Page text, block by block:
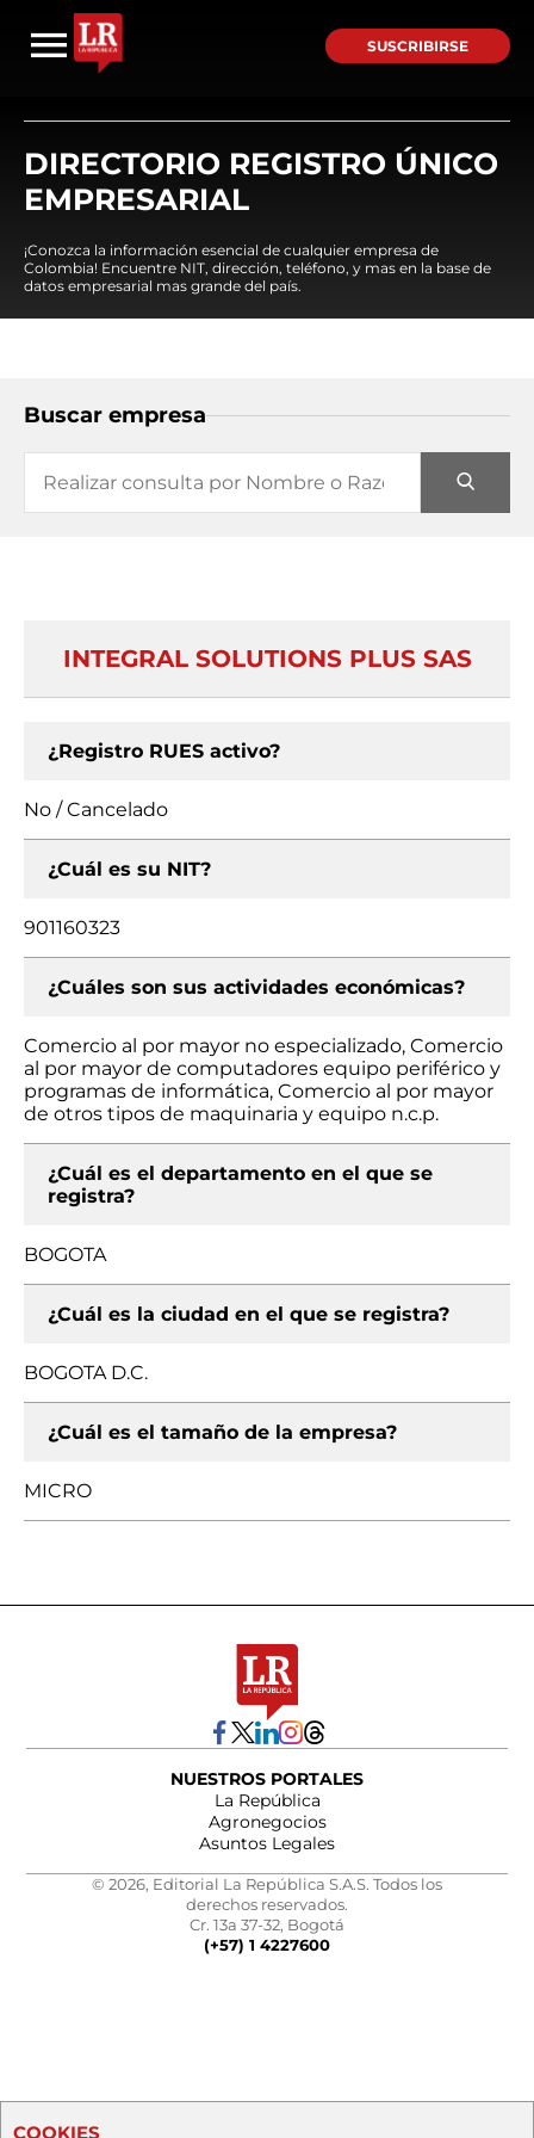
SUSCRIBIRSE
DIRECTORIO REGISTRO ÚNICO
EMPRESARIAL
¡Conozca la información esencial de cualquier empresa de
Colombia! Encuentre NIT, dirección, teléfono, y mas en la base de
datos empresarial mas grande del país.
Buscar empresa
INTEGRAL SOLUTIONS PLUS SAS
¿Registro RUES activo?
No / Cancelado
¿Cuál es su NIT?
901160323
¿Cuáles son sus actividades económicas?
Comercio al por mayor no especializado, Comercio
al por mayor de computadores equipo periférico y
programas de informática, Comercio al por mayor
de otros tipos de maquinaria y equipo n.c.p.
¿Cuál es el departamento en el que se
registra?
BOGOTA
¿Cuál es la ciudad en el que se registra?
BOGOTA D.C.
¿Cuál es el tamaño de la empresa?
MICRO
NUESTROS PORTALES
La República
Agronegocios
Asuntos Legales
© 2026, Editorial La República S.A.S. Todos los
derechos reservados.
Cr. 13a 37-32, Bogotá
(+57) 1 4227600
COOKIES